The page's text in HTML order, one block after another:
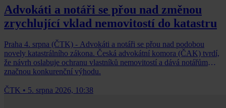
Advokáti a notáři se přou nad změnou
zrychlující vklad nemovitostí do katastru
Praha 4. srpna (ČTK) - Advokáti a notáři se přou nad podobou
novely katastrálního zákona. Česká advokátní komora (ČAK) tvrdí,
že návrh oslabuje ochranu vlastníků nemovitostí a dává notářům
značnou konkurenční výhodu.
ČTK • 5. srpna 2026, 10:38